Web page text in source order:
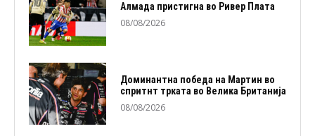
Алмада пристигна во Ривер Плата
08/08/2026
Доминантна победа на Мартин во
спритнт трката во Велика Британија
08/08/2026